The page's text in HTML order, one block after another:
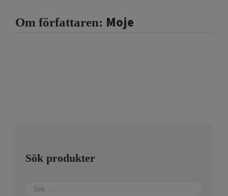
Om författaren: Moje
Sök produkter